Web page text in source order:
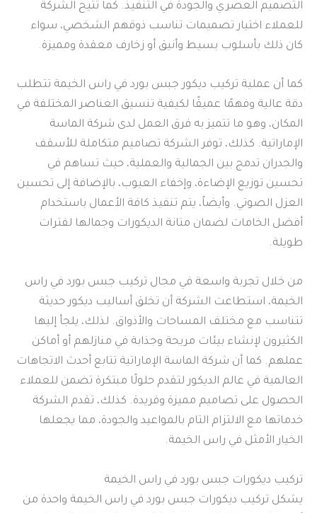
التصميم العصري والجودة في التنفيذ. كما تتيح الشركة
للعملاء اختيار تصميمات تناسب ذوقهم الشخصي، سواء
كان ذلك بأسلوب بسيط وأنيق أو زخارف معقدة ومميزة.
كما أن عملية تركيب ديكور جبس بورد في راس الخيمة تتطلب
دقة عالية وفهمًا عميقًا لكيفية تنسيق العناصر المختلفة في
المكان، وهو ما تتميز به فرق العمل لدى شركة الماسة
الإماراتية. كذلك، توفر الشركة تصاميم متكاملة للأسقف
والجدران تدمج بين الجمالية والعملية، حيث تساهم في
تحسين توزيع الإضاءة، وإخفاء العيوب، بالإضافة إلى تحسين
العزل الصوتي. وأيضاً، يتم تنفيذ كافة الأعمال باستخدام
أفضل الخامات لضمان متانة الديكورات وجمالها لفترات
طويلة.
من خلال تجربة واسعة في مجال تركيب جبس بورد في راس
الخيمة، استطاعت الشركة أن تخلق أساليب ديكور حديثة
تتناسب مع مختلف المساحات والأذواق. لذلك، يلجأ إليها
الكثيرون لإنشاء بيئات مريحة وجذابة في منازلهم أو أماكن
عملهم. كما أن شركة الماسة الإماراتية تتابع أحدث الاتجاهات
العالمية في عالم الديكور لتقدم حلولًا مبتكرة تضمن للعملاء
الحصول على تصاميم مميزة وفريدة. كذلك، تقدم الشركة
خدماتها مع الالتزام التام بالمواعيد والجودة، مما يجعلها
الخيار الأمثل في راس الخيمة.
تركيب ديكورات جبس بورد في راس الخيمة
يشكل تركيب ديكورات جبس بورد في راس الخيمة واحدة من